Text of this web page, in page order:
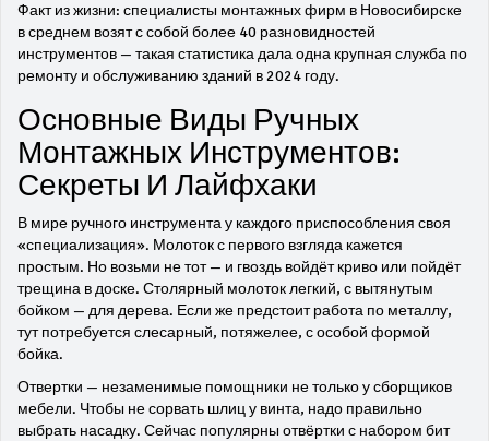
Факт из жизни: специалисты монтажных фирм в Новосибирске
в среднем возят с собой более 40 разновидностей
инструментов — такая статистика дала одна крупная служба по
ремонту и обслуживанию зданий в 2024 году.
Основные Виды Ручных
Монтажных Инструментов:
Секреты И Лайфхаки
В мире ручного инструмента у каждого приспособления своя
«специализация». Молоток с первого взгляда кажется
простым. Но возьми не тот — и гвоздь войдёт криво или пойдёт
трещина в доске. Столярный молоток легкий, с вытянутым
бойком — для дерева. Если же предстоит работа по металлу,
тут потребуется слесарный, потяжелее, с особой формой
бойка.
Отвертки — незаменимые помощники не только у сборщиков
мебели. Чтобы не сорвать шлиц у винта, надо правильно
выбрать насадку. Сейчас популярны отвёртки с набором бит